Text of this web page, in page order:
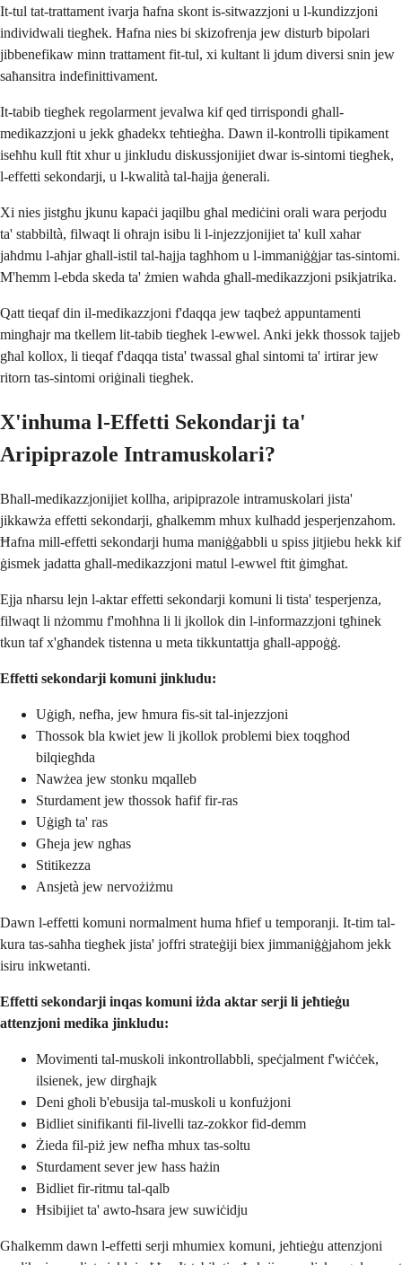
It-tul tat-trattament ivarja ħafna skont is-sitwazzjoni u l-kundizzjoni
individwali tiegħek. Ħafna nies bi skizofrenja jew disturb bipolari
jibbenefikaw minn trattament fit-tul, xi kultant li jdum diversi snin jew
saħansitra indefinittivament.
It-tabib tiegħek regolarment jevalwa kif qed tirrispondi għall-
medikazzjoni u jekk għadekx teħtieġha. Dawn il-kontrolli tipikament
iseħħu kull ftit xhur u jinkludu diskussjonijiet dwar is-sintomi tiegħek,
l-effetti sekondarji, u l-kwalità tal-ħajja ġenerali.
Xi nies jistgħu jkunu kapaċi jaqilbu għal mediċini orali wara perjodu
ta' stabbiltà, filwaqt li oħrajn isibu li l-injezzjonijiet ta' kull xahar
jaħdmu l-aħjar għall-istil tal-ħajja tagħhom u l-immaniġġjar tas-sintomi.
M'hemm l-ebda skeda ta' żmien waħda għall-medikazzjoni psikjatrika.
Qatt tieqaf din il-medikazzjoni f'daqqa jew taqbeż appuntamenti
mingħajr ma tkellem lit-tabib tiegħek l-ewwel. Anki jekk tħossok tajjeb
għal kollox, li tieqaf f'daqqa tista' twassal għal sintomi ta' irtirar jew
ritorn tas-sintomi oriġinali tiegħek.
X'inhuma l-Effetti Sekondarji ta'
Aripiprazole Intramuskolari?
Bħall-medikazzjonijiet kollha, aripiprazole intramuskolari jista'
jikkawża effetti sekondarji, għalkemm mhux kulħadd jesperjenzahom.
Ħafna mill-effetti sekondarji huma maniġġabbli u spiss jitjiebu hekk kif
ġismek jadatta għall-medikazzjoni matul l-ewwel ftit ġimgħat.
Ejja nħarsu lejn l-aktar effetti sekondarji komuni li tista' tesperjenza,
filwaqt li nżommu f'moħħna li li jkollok din l-informazzjoni tgħinek
tkun taf x'għandek tistenna u meta tikkuntattja għall-appoġġ.
Effetti sekondarji komuni jinkludu:
Uġigħ, nefħa, jew ħmura fis-sit tal-injezzjoni
Tħossok bla kwiet jew li jkollok problemi biex toqgħod
bilqiegħda
Nawżea jew stonku mqalleb
Sturdament jew tħossok ħafif fir-ras
Uġigħ ta' ras
Għeja jew ngħas
Stitikezza
Ansjetà jew nervożiżmu
Dawn l-effetti komuni normalment huma ħfief u temporanji. It-tim tal-
kura tas-saħħa tiegħek jista' joffri strateġiji biex jimmaniġġjahom jekk
isiru inkwetanti.
Effetti sekondarji inqas komuni iżda aktar serji li jeħtieġu
attenzjoni medika jinkludu:
Movimenti tal-muskoli inkontrollabbli, speċjalment f'wiċċek,
ilsienek, jew dirgħajk
Deni għoli b'ebusija tal-muskoli u konfużjoni
Bidliet sinifikanti fil-livelli taz-zokkor fid-demm
Żieda fil-piż jew nefħa mhux tas-soltu
Sturdament sever jew ħass ħażin
Bidliet fir-ritmu tal-qalb
Ħsibijiet ta' awto-ħsara jew suwiċidju
Għalkemm dawn l-effetti serji mhumiex komuni, jeħtieġu attenzjoni